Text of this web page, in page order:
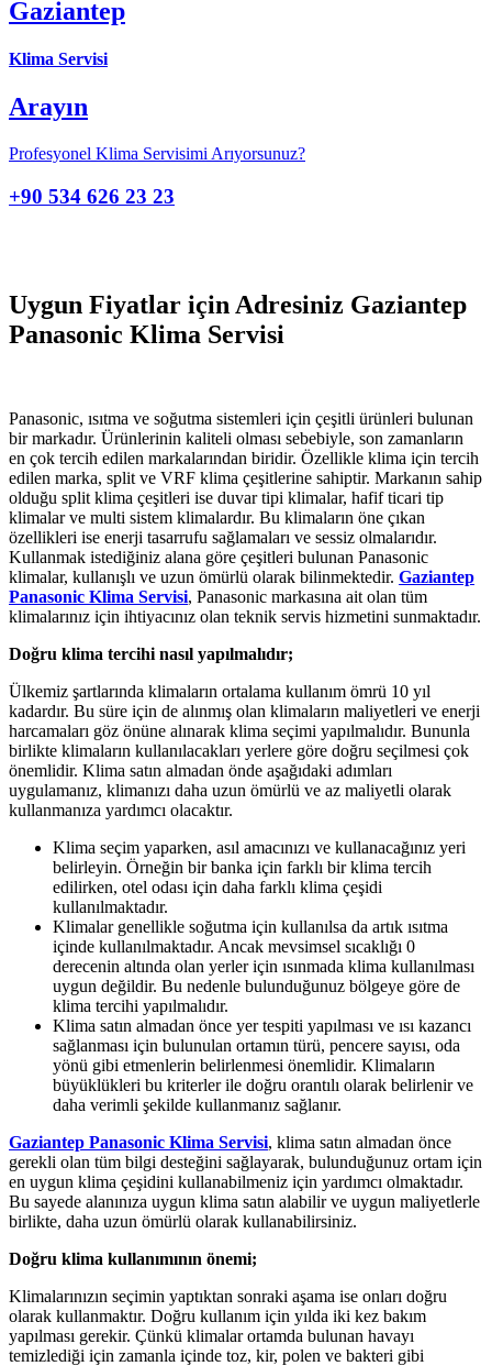
Gaziantep
Klima Servisi
Arayın
Profesyonel Klima Servisimi Arıyorsunuz?
+90 534 626 23 23
Uygun Fiyatlar için Adresiniz Gaziantep
Panasonic Klima Servisi
Panasonic, ısıtma ve soğutma sistemleri için çeşitli ürünleri bulunan
bir markadır. Ürünlerinin kaliteli olması sebebiyle, son zamanların
en çok tercih edilen markalarından biridir. Özellikle klima için tercih
edilen marka, split ve VRF klima çeşitlerine sahiptir. Markanın sahip
olduğu split klima çeşitleri ise duvar tipi klimalar, hafif ticari tip
klimalar ve multi sistem klimalardır. Bu klimaların öne çıkan
özellikleri ise enerji tasarrufu sağlamaları ve sessiz olmalarıdır.
Kullanmak istediğiniz alana göre çeşitleri bulunan Panasonic
klimalar, kullanışlı ve uzun ömürlü olarak bilinmektedir. Gaziantep
Panasonic Klima Servisi, Panasonic markasına ait olan tüm
klimalarınız için ihtiyacınız olan teknik servis hizmetini sunmaktadır.
Doğru klima tercihi nasıl yapılmalıdır;
Ülkemiz şartlarında klimaların ortalama kullanım ömrü 10 yıl
kadardır. Bu süre için de alınmış olan klimaların maliyetleri ve enerji
harcamaları göz önüne alınarak klima seçimi yapılmalıdır. Bununla
birlikte klimaların kullanılacakları yerlere göre doğru seçilmesi çok
önemlidir. Klima satın almadan önde aşağıdaki adımları
uygulamanız, klimanızı daha uzun ömürlü ve az maliyetli olarak
kullanmanıza yardımcı olacaktır.
Klima seçim yaparken, asıl amacınızı ve kullanacağınız yeri
belirleyin. Örneğin bir banka için farklı bir klima tercih
edilirken, otel odası için daha farklı klima çeşidi
kullanılmaktadır.
Klimalar genellikle soğutma için kullanılsa da artık ısıtma
içinde kullanılmaktadır. Ancak mevsimsel sıcaklığı 0
derecenin altında olan yerler için ısınmada klima kullanılması
uygun değildir. Bu nedenle bulunduğunuz bölgeye göre de
klima tercihi yapılmalıdır.
Klima satın almadan önce yer tespiti yapılması ve ısı kazancı
sağlanması için bulunulan ortamın türü, pencere sayısı, oda
yönü gibi etmenlerin belirlenmesi önemlidir. Klimaların
büyüklükleri bu kriterler ile doğru orantılı olarak belirlenir ve
daha verimli şekilde kullanmanız sağlanır.
Gaziantep Panasonic Klima Servisi, klima satın almadan önce
gerekli olan tüm bilgi desteğini sağlayarak, bulunduğunuz ortam için
en uygun klima çeşidini kullanabilmeniz için yardımcı olmaktadır.
Bu sayede alanınıza uygun klima satın alabilir ve uygun maliyetlerle
birlikte, daha uzun ömürlü olarak kullanabilirsiniz.
Doğru klima kullanımının önemi;
Klimalarınızın seçimin yaptıktan sonraki aşama ise onları doğru
olarak kullanmaktır. Doğru kullanım için yılda iki kez bakım
yapılması gerekir. Çünkü klimalar ortamda bulunan havayı
temizlediği için zamanla içinde toz, kir, polen ve bakteri gibi